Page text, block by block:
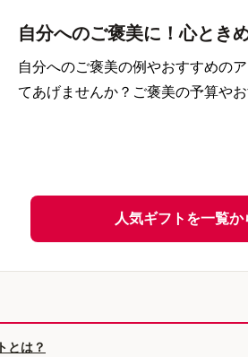
自分へのご褒美に！心とき
自分へのご褒美の例やおすすめの
てあげませんか？ご褒美の予算や
人気ギフトを一覧か
とは？